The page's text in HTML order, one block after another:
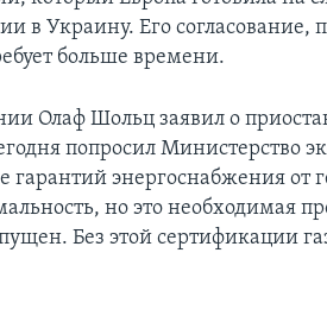
в Украину. Его согласование,
больше времени.
Олаф Шольц заявил о
попросил Министерство
гарантий энергоснабжения от
но это необходимая
Без этой сертификации